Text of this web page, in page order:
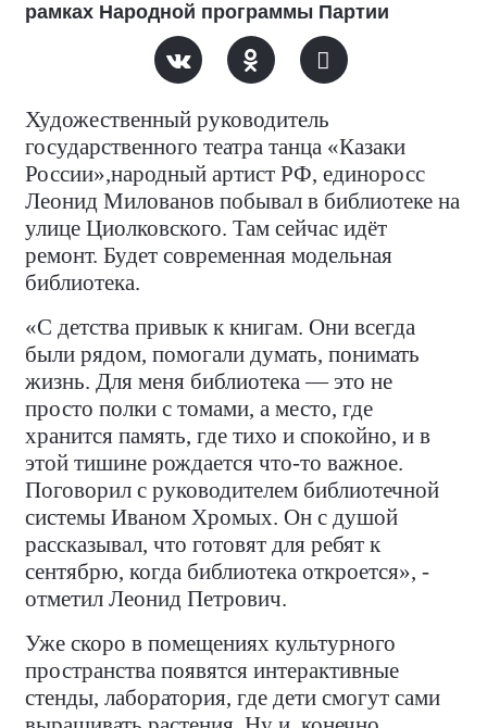
рамках Народной программы Партии
Художественный руководитель
государственного театра танца «Казаки
России»,народный артист РФ, единоросс
Леонид Милованов побывал в библиотеке на
улице Циолковского. Там сейчас идёт
ремонт. Будет современная модельная
библиотека.
«С детства привык к книгам. Они всегда
были рядом, помогали думать, понимать
жизнь. Для меня библиотека — это не
просто полки с томами, а место, где
хранится память, где тихо и спокойно, и в
этой тишине рождается что-то важное.
Поговорил с руководителем библиотечной
системы Иваном Хромых. Он с душой
рассказывал, что готовят для ребят к
сентябрю, когда библиотека откроется», -
отметил Леонид Петрович.
Уже скоро в помещениях культурного
пространства появятся интерактивные
стенды, лаборатория, где дети смогут сами